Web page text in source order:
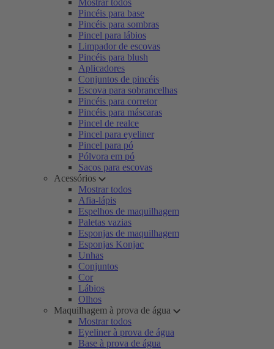
Mostrar todos
Pincéis para base
Pincéis para sombras
Pincel para lábios
Limpador de escovas
Pincéis para blush
Aplicadores
Conjuntos de pincéis
Escova para sobrancelhas
Pincéis para corretor
Pincéis para máscaras
Pincel de realce
Pincel para eyeliner
Pincel para pó
Pólvora em pó
Sacos para escovas
Acessórios
Mostrar todos
Afia-lápis
Espelhos de maquilhagem
Paletas vazias
Esponjas de maquilhagem
Esponjas Konjac
Unhas
Conjuntos
Cor
Lábios
Olhos
Maquilhagem à prova de água
Mostrar todos
Eyeliner à prova de água
Base à prova de água